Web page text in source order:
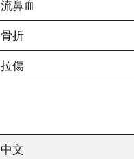
流鼻血
骨折
拉傷
中文